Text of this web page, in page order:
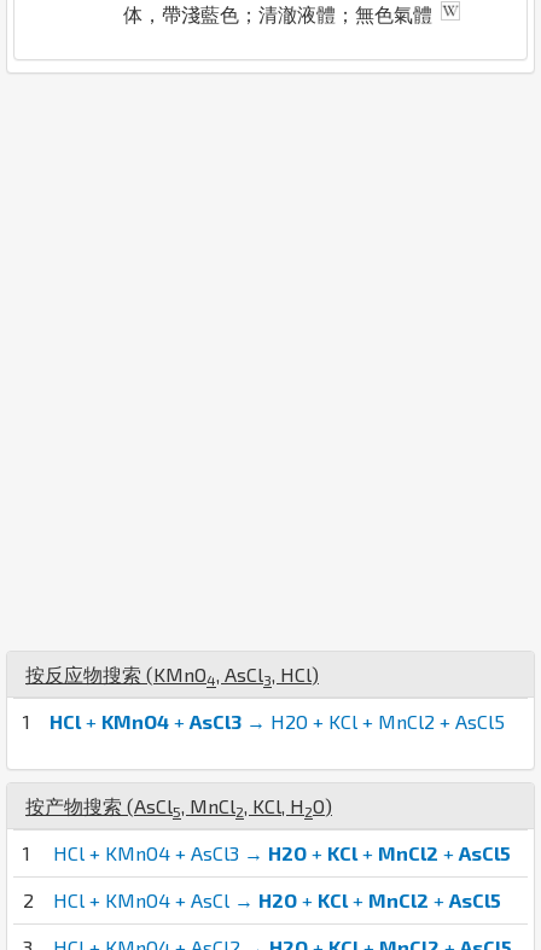
体，帶淺藍色；清澈液體；無色氣體
按反应物搜索 (KMnO4, AsCl3, HCl)
1 HCl+ KMnO4 + AsCl3 → H2O + KCl + MnCl2 + AsCl5
按产物搜索 (AsCl5, MnCl2, KCl, H 2O)
1 HCl + KMnO4 + AsCl3 → H2O + KCl+ MnCl2 + AsCl5
2 HCl + KMnO4 + AsCl → H2O + KCl+ MnCl2 + AsCl5